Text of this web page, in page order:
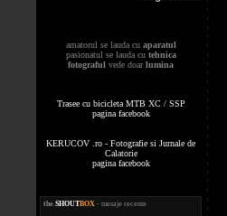
amatorul se lauda cu aparatul
pasionatul se lauda cu tehnica
fotograful vede doarlumina
Trasee cu bicicleta MTB XC / SSP
pagina facebook
KERUCOV .ro - Fotografie si Jurnale de
Calatorie
pagina facebook
the.SHOUTBOX - mesaje recente